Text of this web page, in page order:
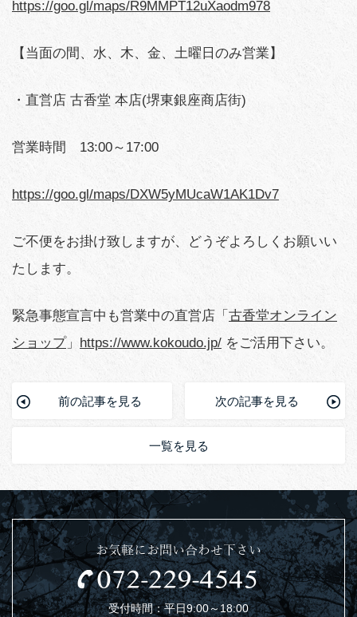
https://goo.gl/maps/R9MMPT12uXaodm978
【当面の間、水、木、金、土曜日のみ営業】
・直営店 古香堂 本店(堺東銀座商店街)
営業時間 13:00～17:00
https://goo.gl/maps/DXW5yMUcaW1AK1Dv7
ご不便をお掛け致しますが、どうぞよろしくお願いい
たします。
緊急事態宣言中も営業中の直営店「 古香堂オンライン
ショップ」 https://www.kokoudo.jp/ をご活用下さい。
前の記事を見る 次の記事を見る
一覧を見る
お気軽にお問い合わせ下さい
受付時間：平日9:00～18:00